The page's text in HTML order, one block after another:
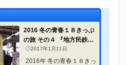
2016 冬の青春１８きっぷ
の旅 その４ 『地方民鉄ガ
タゴト電子スタンプラリー
伊豆...
2017年1月11日
2016年 冬の青春１８きっ